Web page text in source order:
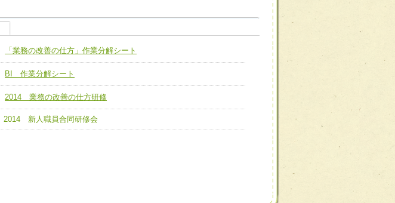
ユニット４ 専門能力拡大・向上
各職種のスキルを拡大・向上させ、新たな可能性を広げる
人材養成のためのマネジメントおよび効果的な指導ができる
チーム14【苦情・クレーム・暴力対応支援チーム】
チーム15【人材養成エキスパートチーム】
「業務の改善の仕方」作業分解シート
BI 作業分解シート
2014 業務の改善の仕方研修
2014 新人職員合同研修会